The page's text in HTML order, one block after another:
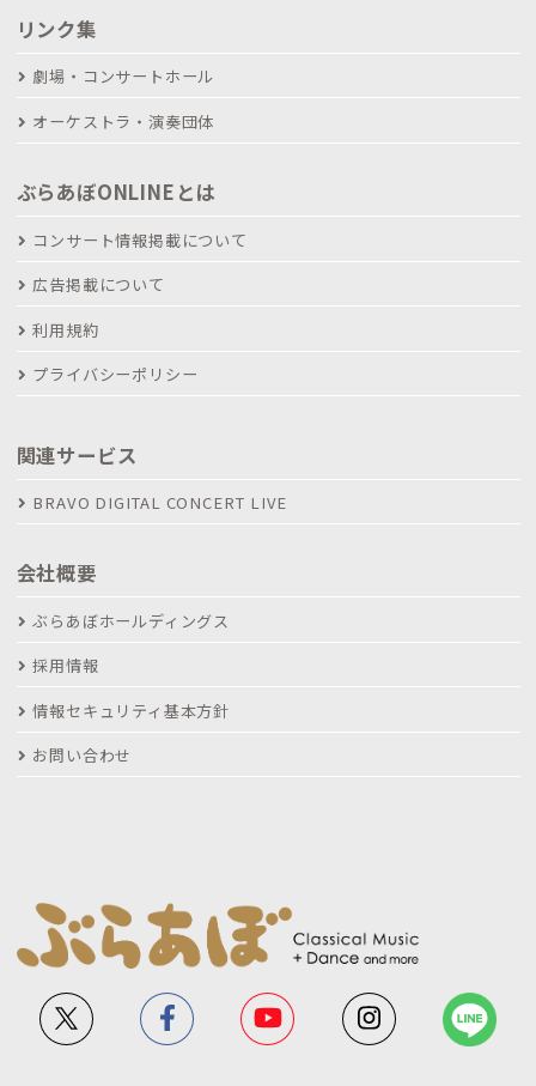
リンク集
劇場・コンサートホール
オーケストラ・演奏団体
ぶらあぼONLINEとは
コンサート情報掲載について
広告掲載について
利用規約
プライバシーポリシー
関連サービス
BRAVO DIGITAL CONCERT LIVE
会社概要
ぶらあぼホールディングス
採用情報
情報セキュリティ基本方針
お問い合わせ